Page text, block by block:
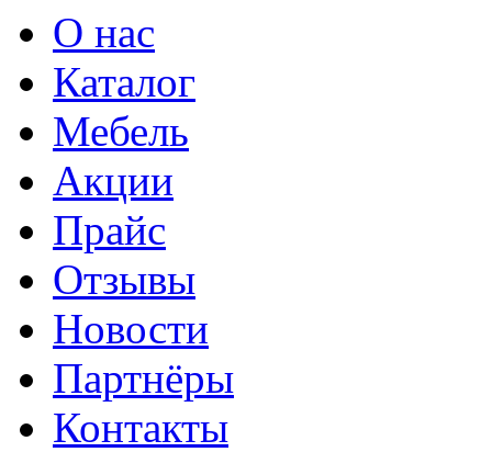
О нас
Каталог
Мебель
Акции
Прайс
Отзывы
Новости
Партнёры
Контакты